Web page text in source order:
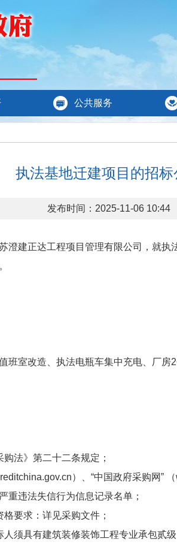
公共服务
执法基地迁建项目的招标
发布时间：2025-11-06 10:44
澄建正达工程项目管理有限公司，就
班室改造、执法电瓶车集中充电、厂
法》第二十二条规定；
）、“中国政府采购网”
重违法失信行为信息记录名单；
要求：详见采购文件；
须具有建筑装修装饰工程专业承包贰级